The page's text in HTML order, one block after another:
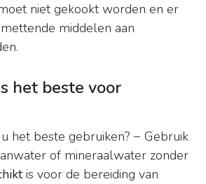
niet gekookt worden en er
middelen aan
het beste voor
het beste gebruiken? − Gebruik
of mineraalwater zonder
is voor de bereiding van